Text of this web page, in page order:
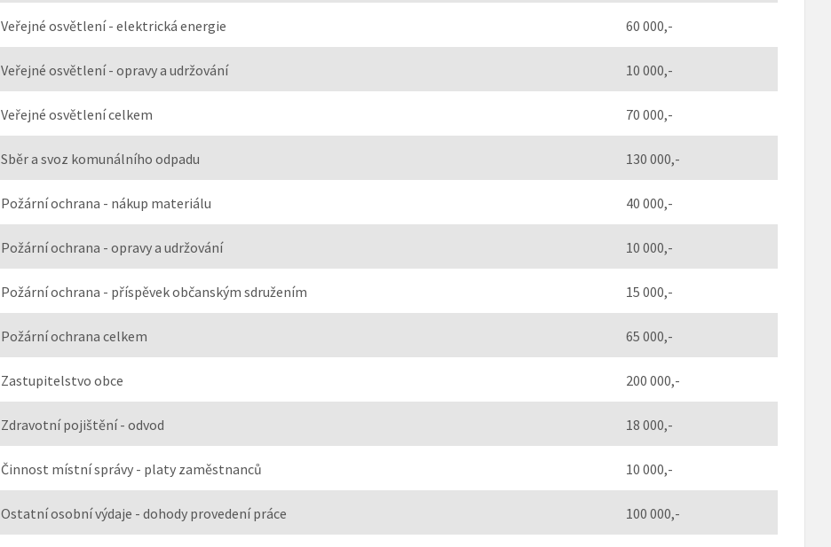
Veřejné osvětlení - elektrická energie 60 000,-
Veřejné osvětlení - opravy a udržování 10 000,-
Veřejné osvětlení celkem 70 000,-
Sběr a svoz komunálního odpadu 130 000,-
Požární ochrana - nákup materiálu 40 000,-
Požární ochrana - opravy a udržování 10 000,-
Požární ochrana - příspěvek občanským sdružením 15 000,-
Požární ochrana celkem 65 000,-
Zastupitelstvo obce 200 000,-
Zdravotní pojištění - odvod 18 000,-
Činnost místní správy - platy zaměstnanců 10 000,-
Ostatní osobní výdaje - dohody provedení práce 100 000,-